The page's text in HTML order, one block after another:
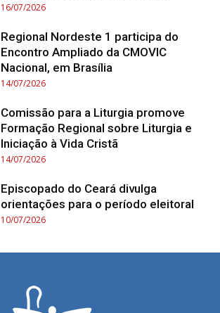
16/07/2026
Regional Nordeste 1 participa do
Encontro Ampliado da CMOVIC
Nacional, em Brasília
14/07/2026
Comissão para a Liturgia promove
Formação Regional sobre Liturgia e
Iniciação à Vida Cristã
14/07/2026
Episcopado do Ceará divulga
orientações para o período eleitoral
10/07/2026